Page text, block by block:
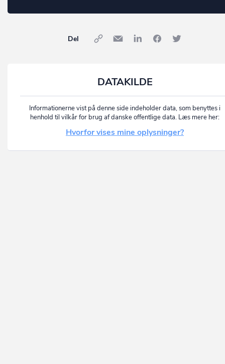
Del
DATAKILDE
Informationerne vist på denne side indeholder data, som benyttes i
henhold til vilkår for brug af danske offentlige data. Læs mere her:
Hvorfor vises mine oplysninger?